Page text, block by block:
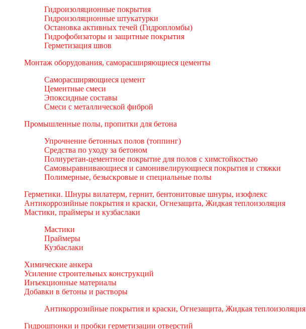
Гидроизоляционные покрытия
Гидроизоляционные штукатурки
Остановка активных течей (Гидропломбы)
Гидрофобизаторы и защитные покрытия
Герметизация швов
Монтаж оборудования, саморасширяющиеся цементы
Саморасширяющиеся цемент
Цементные смеси
Эпоксидные составы
Смеси с металлической фиброй
Промышленные полы, пропитки для бетона
Упрочнение бетонных полов (топпинг)
Средства по уходу за бетоном
Полиуретан-цементное покрытие для полов с химстойкостью
Самовыравнивающиеся и самонивелирующиеся покрытия и стяжки
Полимерные, безыскровые и специальные полы
Герметики. Шнуры вилатерм, гернит, бентонитовые шнуры, изофлекс
Антикоррозийные покрытия и краски, Огнезащита, Жидкая теплоизоляция
Мастики, праймеры и кузбаслаки
Мастики
Праймеры
Кузбаслаки
Химические анкера
Усиление строительных конструкций
Инъекционные материалы
Добавки в бетоны и растворы
Антикоррозийные покрытия и краски, Огнезащита, Жидкая теплоизоляция
Гидрошпонки и пробки герметизации отверстий